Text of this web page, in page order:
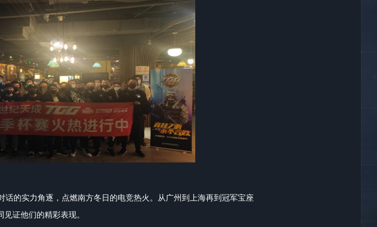
的实力角逐，点燃南方冬日的电竞热火。从广州到上海再到冠军宝座
证他们的精彩表现。